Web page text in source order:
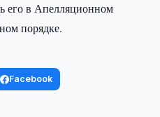
его в Апелляционном
порядке.
Facebook